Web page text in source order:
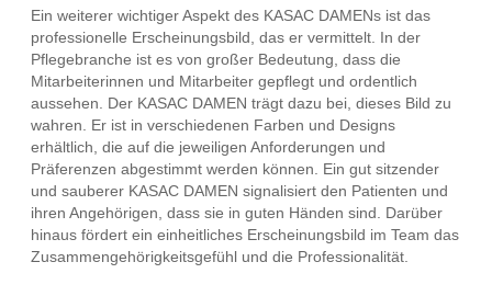
Ein weiterer wichtiger Aspekt des KASAC DAMENs ist das
professionelle Erscheinungsbild, das er vermittelt. In der
Pflegebranche ist es von großer Bedeutung, dass die
Mitarbeiterinnen und Mitarbeiter gepflegt und ordentlich
aussehen. Der KASAC DAMEN trägt dazu bei, dieses Bild zu
wahren. Er ist in verschiedenen Farben und Designs
erhältlich, die auf die jeweiligen Anforderungen und
Präferenzen abgestimmt werden können. Ein gut sitzender
und sauberer KASAC DAMEN signalisiert den Patienten und
ihren Angehörigen, dass sie in guten Händen sind. Darüber
hinaus fördert ein einheitliches Erscheinungsbild im Team das
Zusammengehörigkeitsgefühl und die Professionalität.